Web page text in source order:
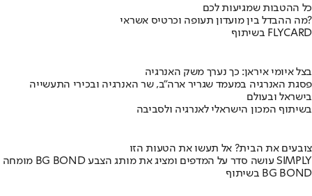
כל ההטבות שמגיעות לכם
מה ההבדל בין מועדון תעופה וכרטיס אשראי?
בשיתוף FLYCARD
בצל איומי איראן: כך נערך משק האנרגיה
פסגת האנרגיה במעמד שגריר ארה"ב, שר האנרגיה ובכירי התעשייה
בישראל ובעולם
בשיתוף המכון הישראלי לאנרגיה ולסביבה
צובעים את הבית? אל תעשו את הטעות הזו
מומחה BG BOND עושה סדר על המדפים ומציג את מותג הצבע SIMPLY
בשיתוף BG BOND